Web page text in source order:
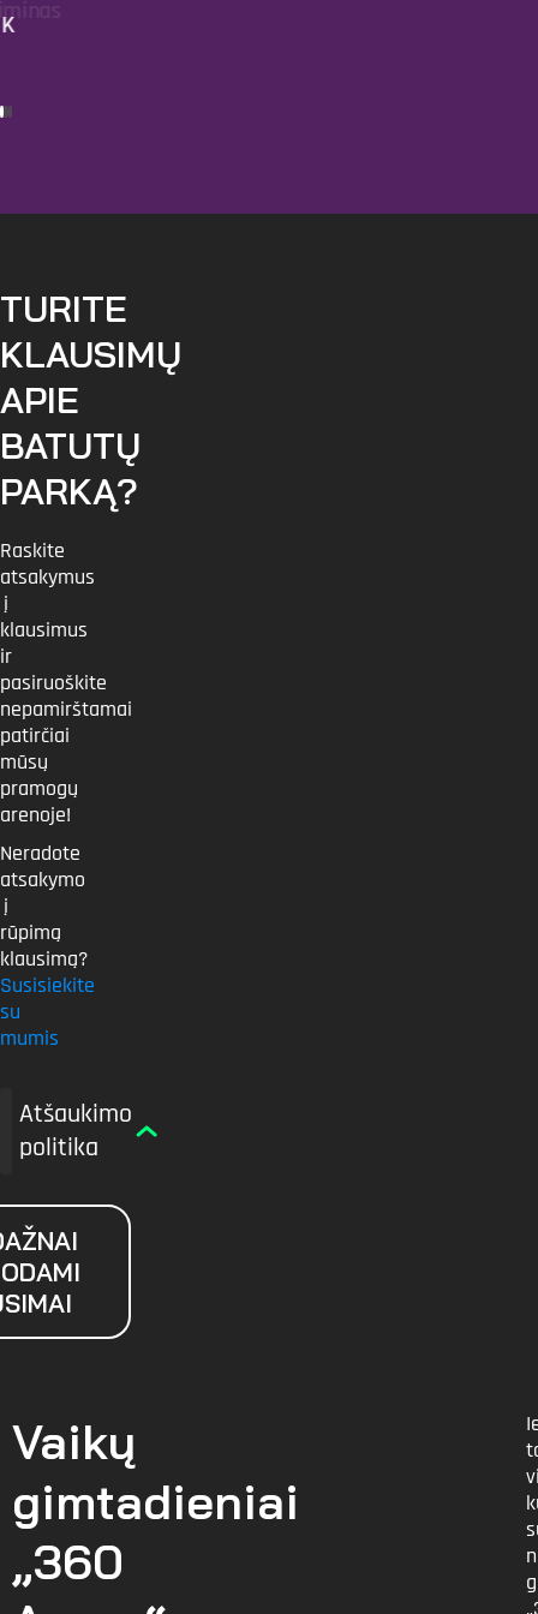
K
TURITE
KLAUSIMŲ
APIE
BATUTŲ
PARKĄ?
Raskite
atsakymus
į
klausimus
ir
pasiruoškite
nepamirštamai
patirčiai
mūsų
pramogų
arenoje!
Neradote
atsakymo
į
rūpimą
klausimą?
Susisiekite
su
mumis
Atšaukimo
politika
Vaikų
gimtadieniai
„360